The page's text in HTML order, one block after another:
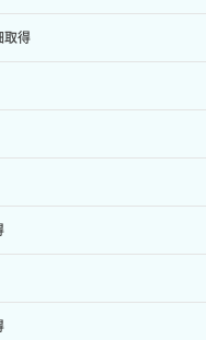
ョンを紐づけ
ドレス取得（ネットワーク指定）
キュリティグループ取得
取得
一覧取得
取得
取得
プ一覧取得
プ作成
プ削除
プ更新
プ詳細取得
得
ローカルネットワーク用）
取得